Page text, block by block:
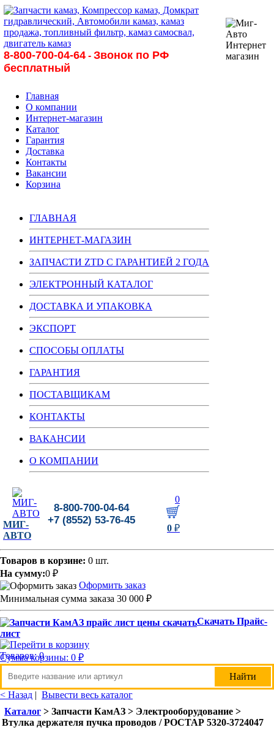
8-800-700-04-64 - Звонок по РФ
бесплатный
Главная
О компании
Интернет-магазин
Каталог
Гарантия
Доставка
Контакты
Вакансии
Корзина
ГЛАВНАЯ
ИНТЕРНЕТ-МАГАЗИН
ЗАПЧАСТИ ZTD С ГАРАНТИЕЙ 2 ГОДА
ЭЛЕКТРОННЫЙ КАТАЛОГ
ДОСТАВКА И УПАКОВКА
ЭКСПОРТ
СПОСОБЫ ОПЛАТЫ
ГАРАНТИЯ
ПОСТАВЩИКАМ
КОНТАКТЫ
ВАКАНСИИ
О КОМПАНИИ
МИГ-
АВТО
8-800-700-04-64
+7 (8552) 53-76-45
0
0 ₽
Товаров в корзине: 0 шт.
На сумму:0 ₽
Оформить заказ
Минимальная сумма заказа 30 000 ₽
Скачать Прайс-
лист
Товаров: 0
Сумма корзины: 0 ₽
< Назад | Вывести весь каталог
Каталог > Запчасти КамАЗ > Электрооборудование >
Втулка держателя пучка проводов / РОСТАР 5320-3724047